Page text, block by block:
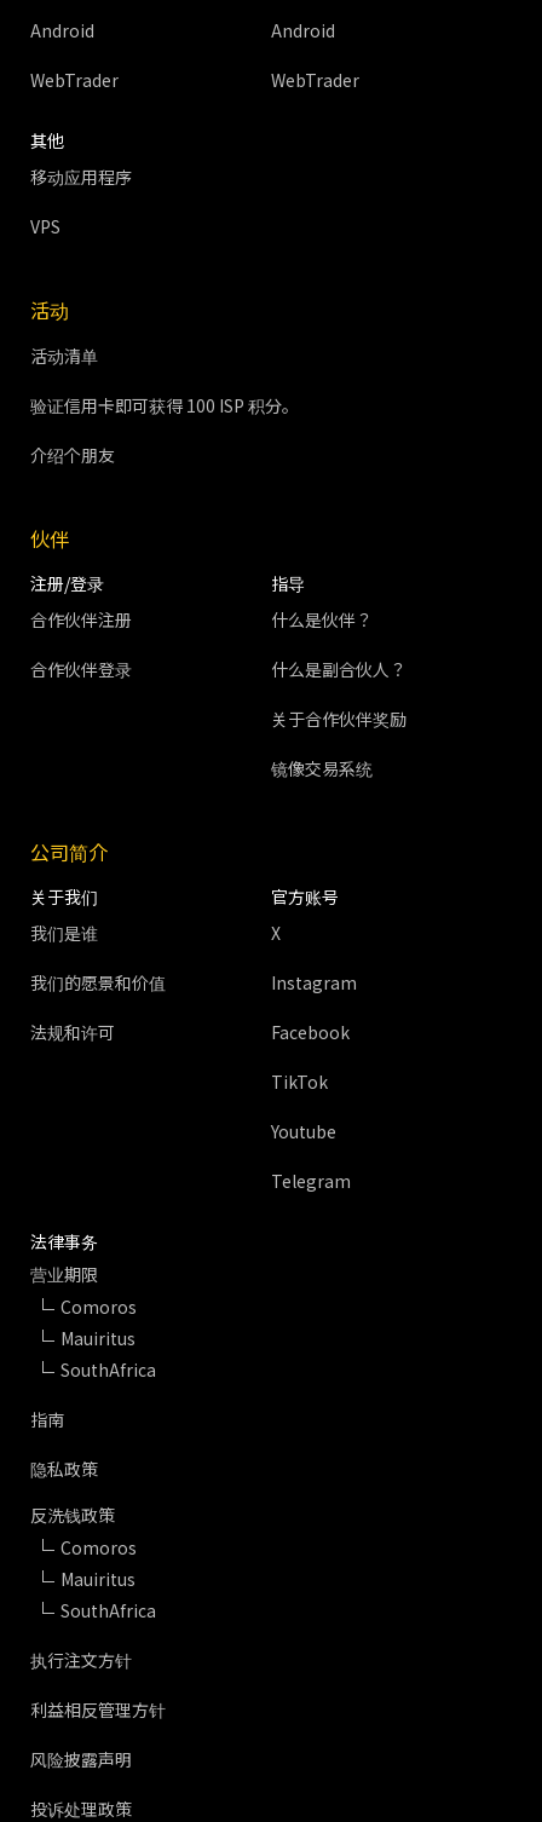
Android
WebTrader
Android
WebTrader
其他
移动应用程序
VPS
活动
活动清单
验证信用卡即可获得 100 ISP 积分。
介绍个朋友
伙伴
注册/登录
合作伙伴注册
合作伙伴登录
指导
什么是伙伴？
什么是副合伙人？
关于合作伙伴奖励
镜像交易系统
公司简介
关于我们
我们是谁
我们的愿景和价值
法规和许可
官方账号
X
Instagram
Facebook
TikTok
Youtube
Telegram
法律事务
营业期限
Comoros
Mauiritus
SouthAfrica
指南
隐私政策
反洗钱政策
Comoros
Mauiritus
SouthAfrica
执行注文方针
利益相反管理方针
风险披露声明
投诉处理政策